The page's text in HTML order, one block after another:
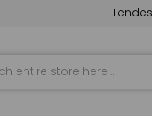
Tendes